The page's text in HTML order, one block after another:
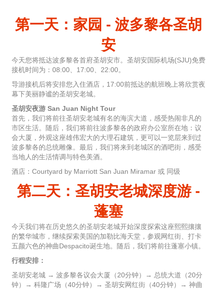
第一天：家园 - 波多黎各圣胡
安
今天您将抵达波多黎各首府圣胡安市。圣胡安国际机场(SJU)免费
接机时间为：08:00、17:00、22:00。
导游接机后将安排您入住酒店，17:00前抵达的航班晚上将欣赏夜
幕下美丽静谧的圣胡安老城。
圣胡安夜游 San Juan Night Tour
首先，我们将前往圣胡安老城有名的海滨大道，感受热闹非凡的
市区生活。随后，我们将前往波多黎各的政府办公室所在地：议
会大厦，外观这座雄伟宏大的大理石建筑，更可以一览层来到过
波多黎各的总统雕像。最后，我们将来到老城区的酒吧街，感受
当地人的生活情调与特色美酒。
酒店：Courtyard by Marriott San Juan Miramar 或 同级
第二天：圣胡安老城深度游 -
蓬塞
今天我们将在历史悠久的圣胡安老城开始深度探索这座熙熙攘攘
的繁华城市，继续探索美国的加勒比海天堂，参观网红街、打卡
五颜六色的神曲Despacito诞生地。随后，我们将前往蓬塞小镇。
行程安排：
圣胡安老城 → 波多黎各议会大厦（20分钟）→ 总统大道（20分
钟）→ 科隆广场（40分钟）→ 圣胡安网红街（40分钟）→ 神曲